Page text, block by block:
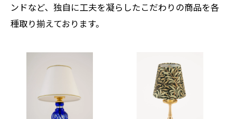
ンドなど、独自に工夫を凝らしたこだわりの商品を各
種取り揃えております。